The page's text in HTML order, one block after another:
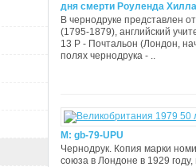
дня смерти Роуленда
В чернодруке представлен
(1795-1879), английский
13 P - Почтальон (Лондон,
полях чернодрука - ..
M: gb-79-UPU
Чернодрук. Копия марки
союза в Лондоне в 1929